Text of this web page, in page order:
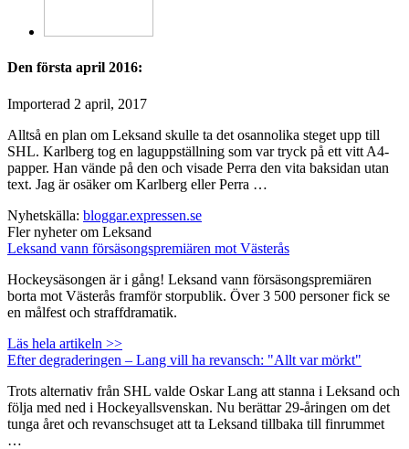
Den första april 2016:
Importerad 2 april, 2017
Alltså en plan om Leksand skulle ta det osannolika steget upp till
SHL. Karlberg tog en laguppställning som var tryck på ett vitt A4-
papper. Han vände på den och visade Perra den vita baksidan utan
text. Jag är osäker om Karlberg eller Perra …
Nyhetskälla: bloggar.expressen.se
Fler nyheter om Leksand
Leksand vann försäsongspremiären mot Västerås
Hockeysäsongen är i gång! Leksand vann försäsongspremiären
borta mot Västerås framför storpublik. Över 3 500 personer fick se
en målfest och straffdramatik.
Läs hela artikeln >>
Efter degraderingen – Lang vill ha revansch: "Allt var mörkt"
Trots alternativ från SHL valde Oskar Lang att stanna i Leksand och
följa med ned i Hockeyallsvenskan. Nu berättar 29-åringen om det
tunga året och revanschsuget att ta Leksand tillbaka till finrummet
…